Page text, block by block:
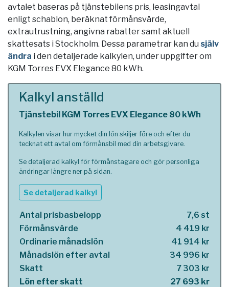
avtalet baseras på tjänstebilens pris, leasingavtal
enligt schablon, beräknat förmånsvärde,
extrautrustning, angivna rabatter samt aktuell
skattesats i Stockholm. Dessa parametrar kan du själv
ändra i den detaljerade kalkylen, under uppgifter om
KGM Torres EVX Elegance 80 kWh.
Kalkyl anställd
Tjänstebil KGM Torres EVX Elegance 80 kWh
Kalkylen visar hur mycket din lön skiljer före och efter du
tecknat ett avtal om förmånsbil med din arbetsgivare.
Se detaljerad kalkyl för förmånstagare och gör personliga
ändringar längre ner på sidan.
Se detaljerad kalkyl
Antal prisbasbelopp
7,6 st
Förmånsvärde
4 419 kr
Ordinarie månadslön
41 914 kr
Månadslön efter avtal
34 996 kr
Skatt
7 303 kr
Lön efter skatt
27 693 kr